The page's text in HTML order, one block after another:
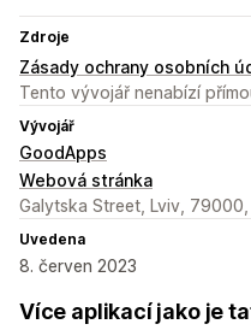
Zdroje
Zásady ochrany osobních
Tento vývojář nenabízí
Vývojář
GoodApps
Webová stránka
Galytska Street, Lviv, 79000,
Uvedena
8. červen 2023
Více aplikací jako je